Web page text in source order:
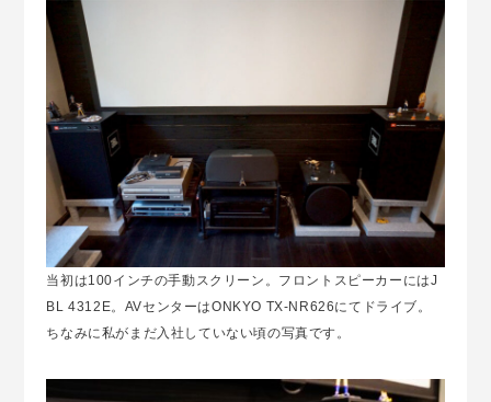
当初は100インチの手動スクリーン。フロントスピーカーにはJ
BL 4312E。AVセンターはONKYO TX-NR626にてドライブ。
ちなみに私がまだ入社していない頃の写真です。